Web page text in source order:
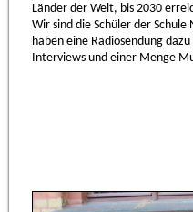
Länder der Welt, bis 2030
Wir sind die Schüler der Schule
haben eine Radiosendung
Interviews und einer Menge